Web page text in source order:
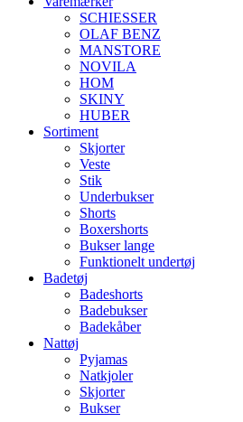
SCHIESSER
OLAF BENZ
MANSTORE
NOVILA
HOM
SKINY
HUBER
Sortiment
Skjorter
Veste
Stik
Underbukser
Shorts
Boxershorts
Bukser lange
Funktionelt undertøj
Badetøj
Badeshorts
Badebukser
Badekåber
Nattøj
Pyjamas
Natkjoler
Skjorter
Bukser